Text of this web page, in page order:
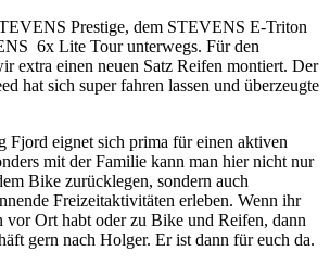
Prestige, dem STEVENS E-Triton
6x Lite Tour unterwegs. Für den
extra einen neuen Satz Reifen montiert. Der
hat sich super fahren lassen und überzeugte
Fjord eignet sich prima für einen aktiven
mit der Familie kann man hier nicht nur
Bike zurücklegen, sondern auch
Freizeitaktivitäten erleben. Wenn ihr
vor Ort habt oder zu Bike und Reifen, dann
gern nach Holger. Er ist dann für euch da.